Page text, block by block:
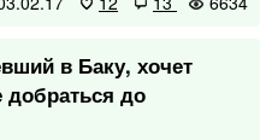
в Баку, хочет
до